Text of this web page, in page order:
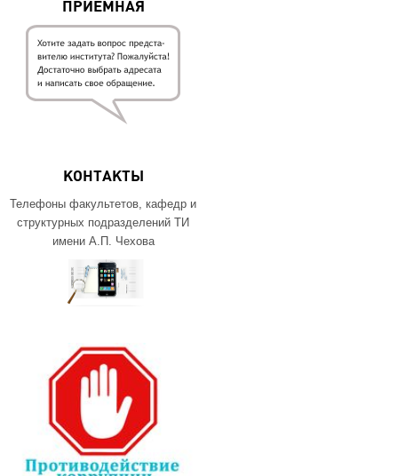
ПРИЕМНАЯ
КОНТАКТЫ
Телефоны факультетов, кафедр и
структурных подразделений ТИ
имени А.П. Чехова